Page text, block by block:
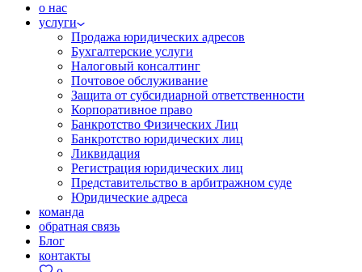
о нас
услуги
Продажа юридических адресов
Бухгалтерские услуги
Налоговый консалтинг
Почтовое обслуживание
Защита от субсидиарной ответственности
Корпоративное право
Банкротство Физических Лиц
Банкротство юридических лиц
Ликвидация
Регистрация юридических лиц
Представительство в арбитражном суде
Юридические адреса
команда
обратная связь
Блог
контакты